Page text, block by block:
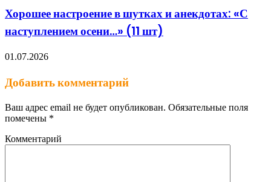
Хорошее настроение в шутках и анекдотах: «С
наступлением осени…» (11 шт)
01.07.2026
Добавить комментарий
Ваш адрес email не будет опубликован. Обязательные поля
помечены *
Комментарий